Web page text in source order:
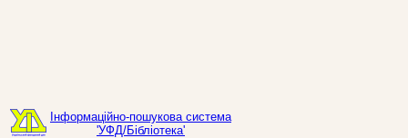
Інформаційно-пошукова система
'УФД/Бібліотека'